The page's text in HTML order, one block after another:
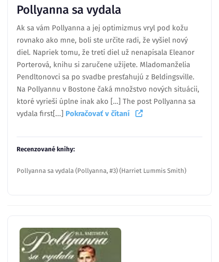
Pollyanna sa vydala
Ak sa vám Pollyanna a jej optimizmus vryl pod kožu
rovnako ako mne, boli ste určite radi, že vyšiel nový
diel. Napriek tomu, že tretí diel už nenapísala Eleanor
Porterová, knihu si zaručene užijete. Mladomanželia
Pendltonovci sa po svadbe presťahujú z Beldingsville.
Na Pollyannu v Bostone čaká množstvo nových situácii,
ktoré vyrieši úplne inak ako […] The post Pollyanna sa
vydala first[...] Pokračovať v čítaní
Recenzované knihy:
Pollyanna sa vydala (Pollyanna, #3) (Harriet Lummis Smith)